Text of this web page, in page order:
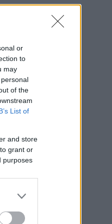
or
to
may
of the
List of
and store
grant or
purposes